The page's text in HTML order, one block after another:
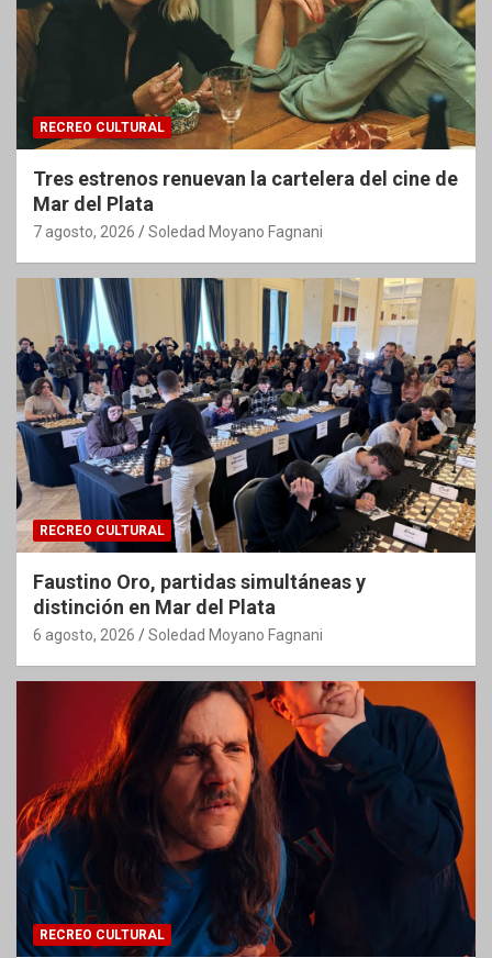
RECREO CULTURAL
Tres estrenos renuevan la cartelera del cine de
Mar del Plata
7 agosto, 2026 Soledad Moyano Fagnani
RECREO CULTURAL
Faustino Oro, partidas simultáneas y
distinción en Mar del Plata
6 agosto, 2026 Soledad Moyano Fagnani
RECREO CULTURAL